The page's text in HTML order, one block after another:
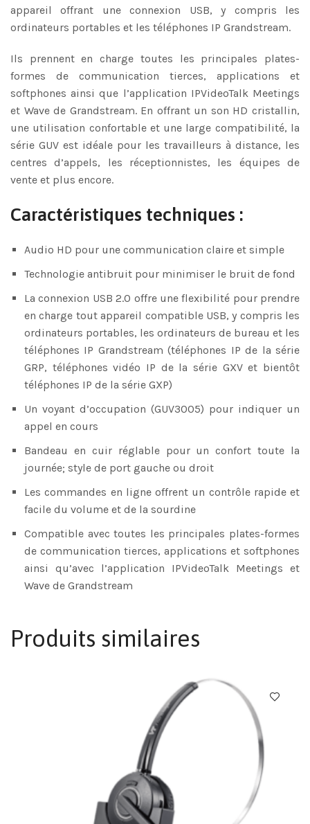
appareil offrant une connexion USB, y compris les
ordinateurs portables et les téléphones IP Grandstream.
Ils prennent en charge toutes les principales plates-
formes de communication tierces, applications et
softphones ainsi que l’application IPVideoTalk Meetings
et Wave de Grandstream. En offrant un son HD cristallin,
une utilisation confortable et une large compatibilité, la
série GUV est idéale pour les travailleurs à distance, les
centres d’appels, les réceptionnistes, les équipes de
vente et plus encore.
Caractéristiques techniques :
Audio HD pour une communication claire et simple
Technologie antibruit pour minimiser le bruit de fond
La connexion USB 2.0 offre une flexibilité pour prendre
en charge tout appareil compatible USB, y compris les
ordinateurs portables, les ordinateurs de bureau et les
téléphones IP Grandstream (téléphones IP de la série
GRP, téléphones vidéo IP de la série GXV et bientôt
téléphones IP de la série GXP)
Un voyant d’occupation (GUV3005) pour indiquer un
appel en cours
Bandeau en cuir réglable pour un confort toute la
journée; style de port gauche ou droit
Les commandes en ligne offrent un contrôle rapide et
facile du volume et de la sourdine
Compatible avec toutes les principales plates-formes
de communication tierces, applications et softphones
ainsi qu’avec l’application IPVideoTalk Meetings et
Wave de Grandstream
Produits similaires